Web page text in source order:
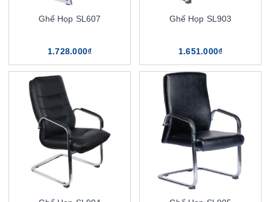
Ghế Họp SL607
1.728.000₫
Ghế Họp SL903
1.651.000₫